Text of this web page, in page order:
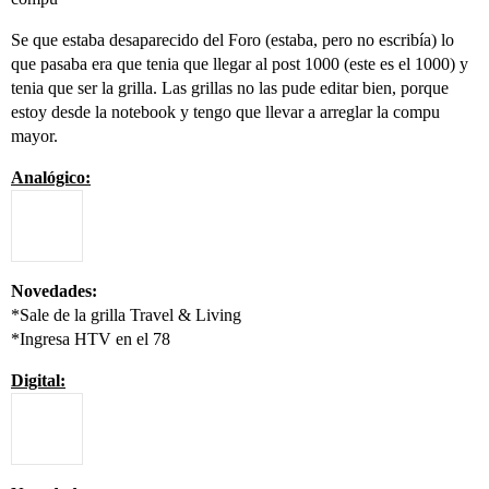
Se que estaba desaparecido del Foro (estaba, pero no escribía) lo
que pasaba era que tenia que llegar al post 1000 (este es el 1000) y
tenia que ser la grilla. Las grillas no las pude editar bien, porque
estoy desde la notebook y tengo que llevar a arreglar la compu
mayor.
Analógico:
Novedades:
*Sale de la grilla Travel & Living
*Ingresa HTV en el 78
Digital: